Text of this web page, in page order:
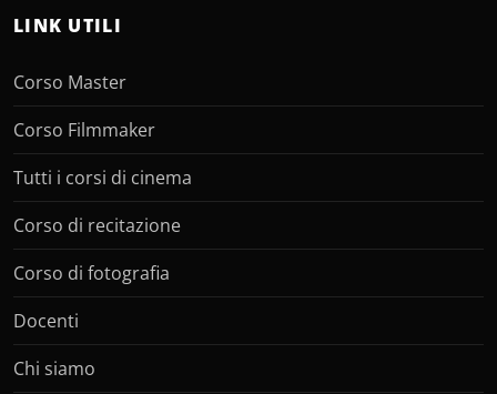
LINK UTILI
Corso Master
Corso Filmmaker
Tutti i corsi di cinema
Corso di recitazione
Corso di fotografia
Docenti
Chi siamo